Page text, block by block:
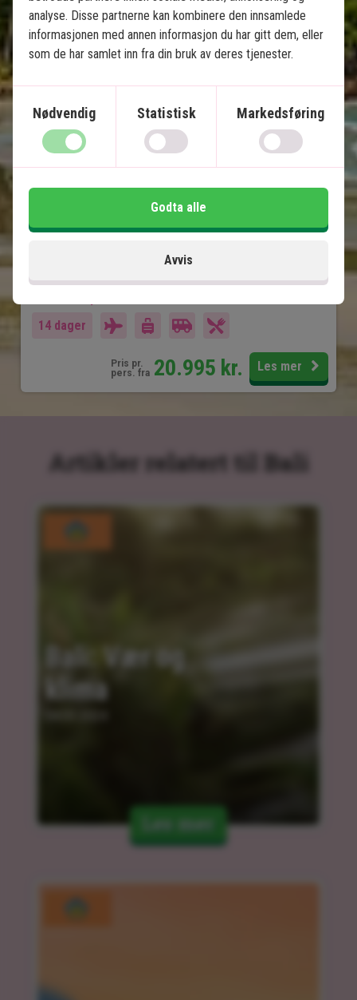
Balis høydepunkter & badeferie
på Nusa Lembongan
og Sanur
3 overnattinger på stranden på Nusa
Lembongan
Privat sjåfør/guide
4-stjerners hotell med svømmebasseng
Templer, risterrasser og lavastrender
Øyatmosfære, paradisiske strender og
snorkling
14 dager
Pris pr.
pers. fra 20.995 kr. Les mer
Artikler relatert til Bali
Bali: Vær og
klima
Les mer
analyse. Disse partnerne kan kombinere den innsamlede
informasjonen med annen informasjon du har gitt dem, eller
som de har samlet inn fra din bruk av deres tjenester.
Nødvendig Statistisk Markedsføring
Avvis
Godta alle